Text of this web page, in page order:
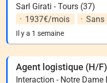
Sarl Girati - Tours (37)
1937€/mois
Sans
Il y a 1 semaine
Agent logistique (H/F)
Interaction - Notre Dame